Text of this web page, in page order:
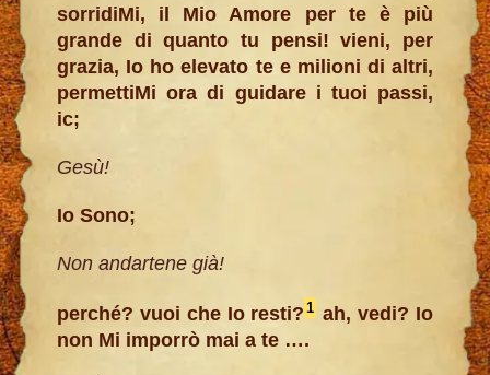
sorridiMi, il Mio Amore per te è più
grande di quanto tu pensi! vieni, per
grazia, Io ho elevato te e milioni di altri,
permettiMi ora di guidare i tuoi passi,
ic;
Gesù!
Io Sono;
Non andartene già!
perché? vuoi che Io resti?1 ah, vedi? Io
non Mi imporrò mai a te ….